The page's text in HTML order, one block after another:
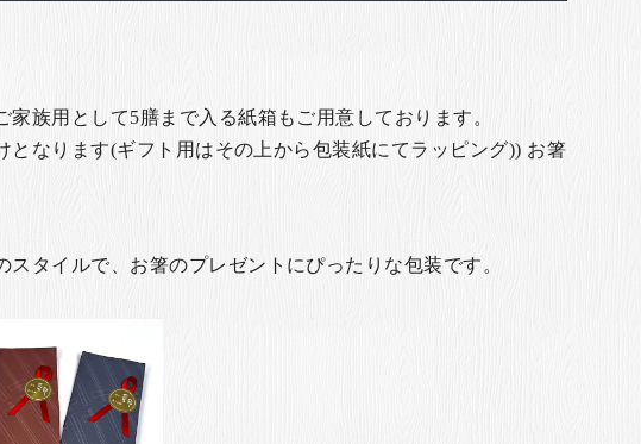
族用として5膳まで入る紙箱もご用意しております。
なります(ギフト用はその上から包装紙にてラッピング)) お箸
タイルで、お箸のプレゼントにぴったりな包装です。